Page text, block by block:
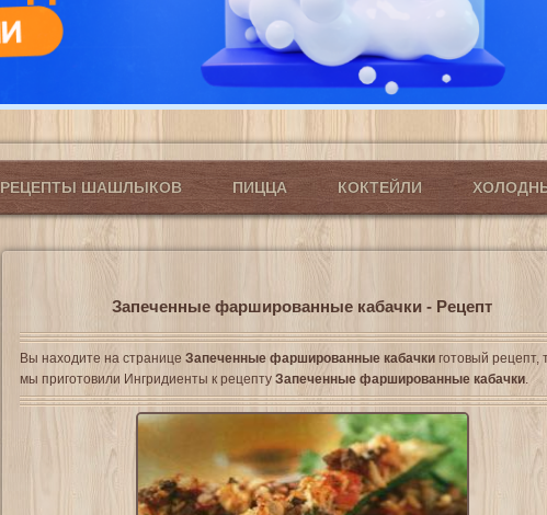
РЕЦЕПТЫ ШАШЛЫКОВ ПИЦЦА КОКТЕЙЛИ
Запеченные фаршированные кабачки - Рецепт
Вы находите на странице Запеченные фаршированные кабачки готовый рецепт,
мы приготовили Ингридиенты к рецепту Запеченные фаршированные кабачки